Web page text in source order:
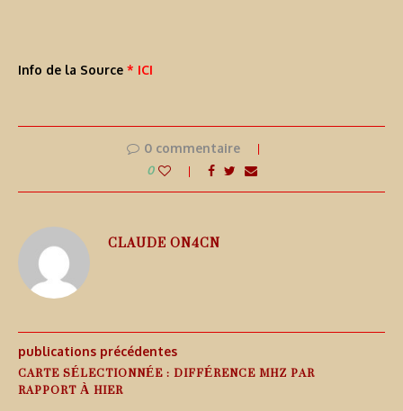
Info de la Source * ICI
0 commentaire
0
CLAUDE ON4CN
publications précédentes
CARTE SÉLECTIONNÉE : DIFFÉRENCE MHZ PAR
RAPPORT À HIER